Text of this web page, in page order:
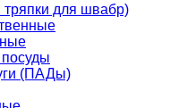
для швабр)
(ПАДы)